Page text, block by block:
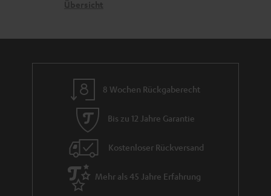
r
a
n
8 Wochen Rückgaberecht
Bis zu 12 Jahre Garantie
Kostenloser Rückversand
Mehr als 45 Jahre Erfahrung